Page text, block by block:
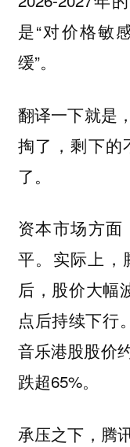
是“对价格敏
缓”。
翻译一下就是
掏了，剩下的
了。
资本市场方
平。实际上，
后，股价大幅
点后持续下行
音乐港股股价
跌超65%。
承压之下，腾